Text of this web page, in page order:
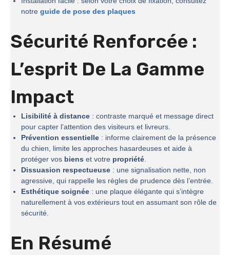
notre guide de pose des plaques
Sécurité Renforcée :
L’esprit De La Gamme
Impact
Lisibilité à distance : contraste marqué et message direct
pour capter l’attention des visiteurs et livreurs.
Prévention essentielle : informe clairement de la présence
du chien, limite les approches hasardeuses et aide à
protéger vos biens et votre propriété.
Dissuasion respectueuse : une signalisation nette, non
agressive, qui rappelle les règles de prudence dès l’entrée.
Esthétique soignée : une plaque élégante qui s’intègre
naturellement à vos extérieurs tout en assumant son rôle de
sécurité.
En Résumé